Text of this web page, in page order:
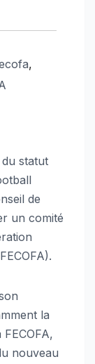
,
statut
de
un comité
la
nouveau